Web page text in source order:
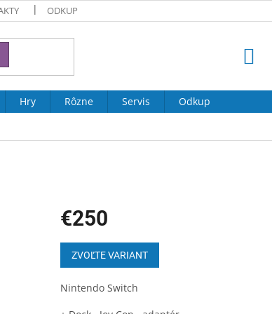
ODKUP
Hry Rôzne Servis
Odkup
€250
Jednotková
cena:
ZVOĽTE VARIANT
Nintendo Switch